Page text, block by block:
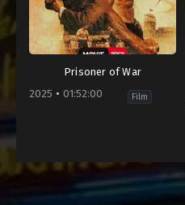
Prisoner of War
2025
01:52:00 Film
Amerika
Serikat
Indonesia